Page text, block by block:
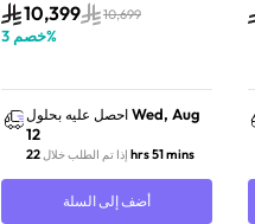
الكاميرا فقط | أسود
10,399 10,699
خصم 3 %
احصل عليه بحلول Wed, Aug
12
إذا تم الطلب خلال 22 hrs 51 mins
أضف إلى السلة